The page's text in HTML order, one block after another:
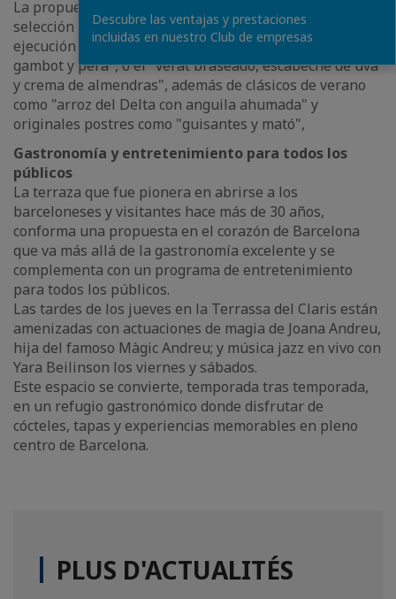
La propuesta gastronómica se distingue por la
selección de ingredientes de temporada y una
ejecución sencilla, como en el caso del plato "burrata,
gambot y pera", o el "verat braseado, escabeche de uva
y crema de almendras", además de clásicos de verano
como "arroz del Delta con anguila ahumada" y
originales postres como "guisantes y mató",
Gastronomía y entretenimiento para todos los
públicos
La terraza que fue pionera en abrirse a los
barceloneses y visitantes hace más de 30 años,
conforma una propuesta en el corazón de Barcelona
que va más allá de la gastronomía excelente y se
complementa con un programa de entretenimiento
para todos los públicos.
Las tardes de los jueves en la Terrassa del Claris están
amenizadas con actuaciones de magia de Joana Andreu,
hija del famoso Màgic Andreu; y música jazz en vivo con
Yara Beilinson los viernes y sábados.
Este espacio se convierte, temporada tras temporada,
en un refugio gastronómico donde disfrutar de
cócteles, tapas y experiencias memorables en pleno
centro de Barcelona.
PLUS D'ACTUALITÉS
Descubre las ventajas y prestaciones
incluidas en nuestro Club de empresas